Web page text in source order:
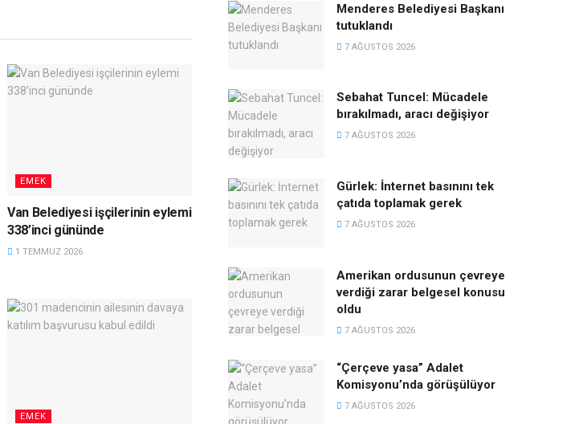
EMEK
Van Belediyesi işçilerinin eylemi
338’inci gününde
1 TEMMUZ 2026
EMEK
Menderes Belediyesi Başkanı
tutuklandı
7 AĞUSTOS 2026
Sebahat Tuncel: Mücadele
bırakılmadı, aracı değişiyor
7 AĞUSTOS 2026
Gürlek: İnternet basınını tek
çatıda toplamak gerek
7 AĞUSTOS 2026
Amerikan ordusunun çevreye
verdiği zarar belgesel konusu
oldu
7 AĞUSTOS 2026
“Çerçeve yasa” Adalet
Komisyonu’nda görüşülüyor
7 AĞUSTOS 2026